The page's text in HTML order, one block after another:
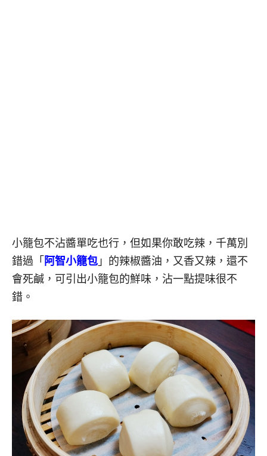
小籠包不沾醬單吃也行，但如果你敢吃辣，千萬別
錯過「 阿智小籠包 」的辣椒醬油，又香又辣，還不
會死鹹，可引出小籠包的鮮味，沾一點提味很不
錯。